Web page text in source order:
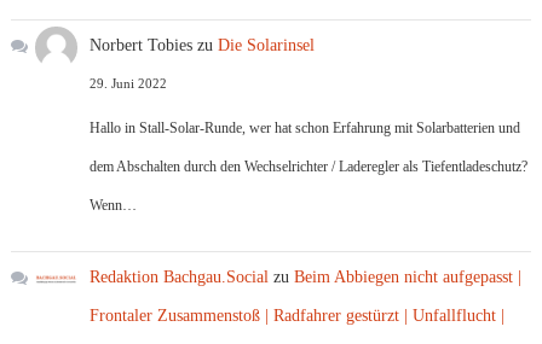
Norbert Tobies zuDie Solarinsel
29. Juni 2022
Hallo in Stall-Solar-Runde, wer hat schon Erfahrung mit Solarbatterien und
dem Abschalten durch den Wechselrichter / Laderegler als Tiefentladeschutz?
Wenn…
Redaktion Bachgau.Social zuBeim Abbiegen nicht aufgepasst |
Frontaler Zusammenstoß | Radfahrer gestürzt | Unfallflucht |